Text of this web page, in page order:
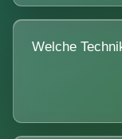
Welche